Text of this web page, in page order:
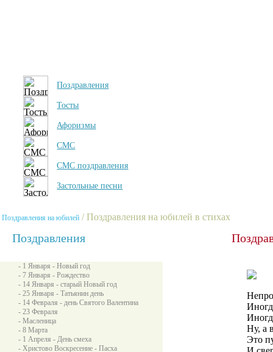
Поздравления
Тосты
Афоризмы
СМС
СМС поздравления
Застольные песни
Поздравления на юбилей / Поздравления на юбилей в стихах
Поздравления
- 1 Января - Новый год
- 7 Января - Рождество
- 14 Января - старый Новый год
- 25 Января - Татьянин день
- 14 Февраля - день Святого Валентина
- 23 Февраля
- Масленица
- 8 Марта
- 1 Апреля - День смеха
- Христово Воскресение - Пасха
Ну, а
Это